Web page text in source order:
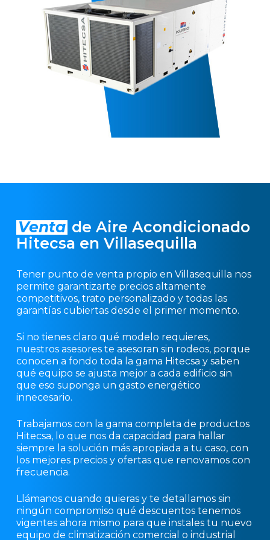
Venta de Aire Acondicionado
Hitecsa en Villasequilla
Tener punto de venta propio en Villasequilla nos
permite garantizarte precios altamente
competitivos, trato personalizado y todas las
garantías cubiertas desde el primer momento.
Si no tienes claro qué modelo requieres,
nuestros asesores te asesoran sin rodeos, porque
conocen a fondo toda la gama Hitecsa y saben
qué equipo se ajusta mejor a cada edificio sin
que eso suponga un gasto energético
innecesario.
Trabajamos con la gama completa de productos
Hitecsa, lo que nos da capacidad para hallar
siempre la solución más apropiada a tu caso, con
los mejores precios y ofertas que renovamos con
frecuencia.
Llámanos cuando quieras y te detallamos sin
ningún compromiso qué descuentos tenemos
vigentes ahora mismo para que instales tu nuevo
equipo de climatización comercial o industrial